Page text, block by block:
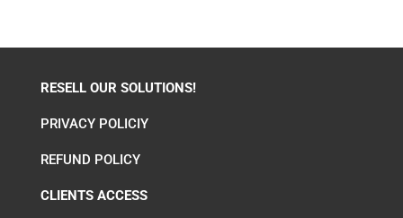
RESELL OUR SOLUTIONS!
PRIVACY POLICIY
REFUND POLICY
CLIENTS ACCESS